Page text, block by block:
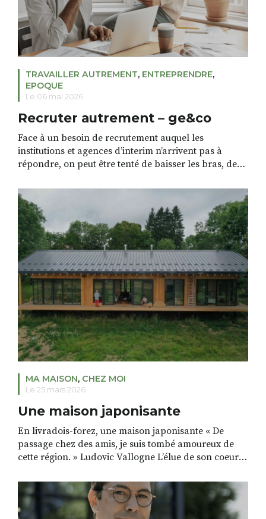
TRAVAILLER AUTREMENT, ENTREPRENDRE,
EPOQUE
Le 06 mai 2026
Recruter autrement – ge&co
Face à un besoin de recrutement auquel les
institutions et agences d’interim n’arrivent pas à
répondre, on peut être tenté de baisser les bras, de
réduire son activité. On peut aussi utiliser
l’intelligence collective. Entreprises : Adhérez au
Ge&Co et oubliez vos problèmes de recrutement et de
[…]
MA MAISON, CHEZ MOI
Le 25 mars 2026
Une maison japonisante
En livradois-forez, une maison japonisante « De
passage chez des amis, je suis tombé amoureux de
cette région. » Ludovic Vallogne L’élue de son coeur :
Ludovic Vallogne, a cherché pendant deux ans une
maison à rénover dans ce secteur, sans succès. Un
jour, en regardant ses photos, son […]